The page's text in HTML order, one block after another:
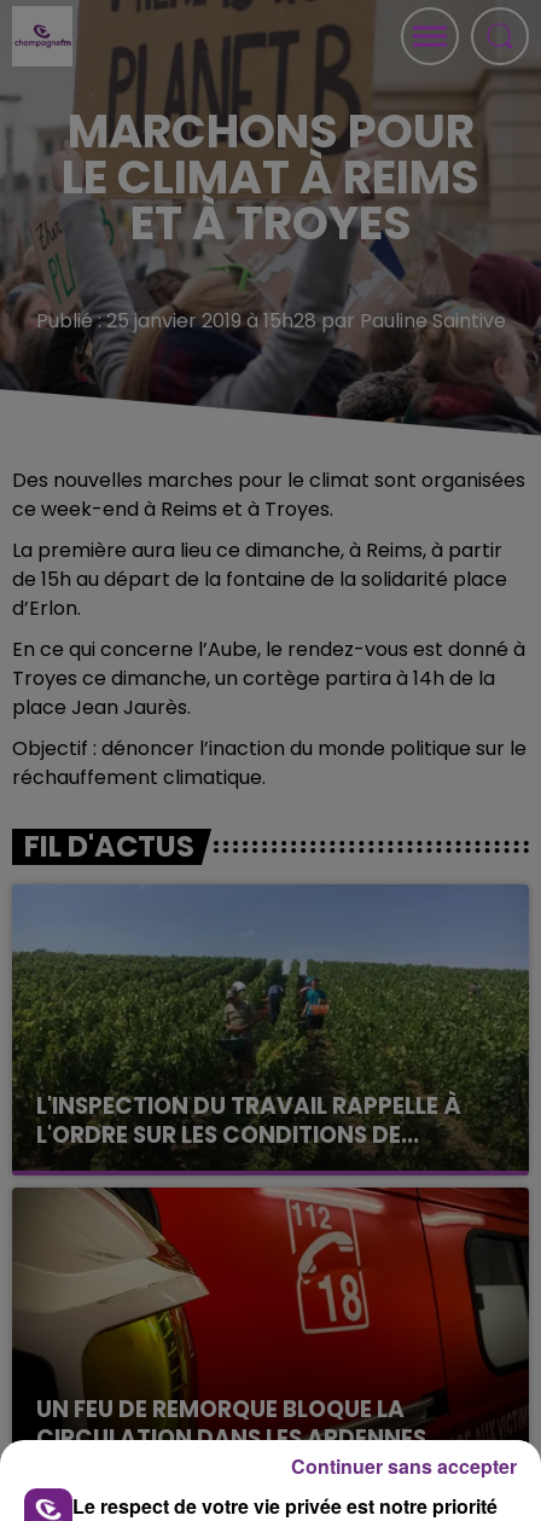
MARCHONS POUR
LE CLIMAT À REIMS
ET À TROYES
Publié : 25 janvier 2019 à 15h28 par Pauline Saintive
Des nouvelles marches pour le climat sont organisées
ce week-end à Reims et à Troyes.
La première aura lieu ce dimanche, à Reims, à partir
de 15h au départ de la fontaine de la solidarité place
d’Erlon.
En ce qui concerne l’Aube, le rendez-vous est donné à
Troyes ce dimanche, un cortège partira à 14h de la
place Jean Jaurès.
Objectif : dénoncer l’inaction du monde politique sur le
réchauffement climatique.
FIL D'ACTUS
L'INSPECTION DU TRAVAIL RAPPELLE À
L'ORDRE SUR LES CONDITIONS DE...
Alors que les dates de début des vendange 2026
s'est avéré être plus précoce que prévu,
l'inspection du Travail en profite pour rappeler
les conditions de...
UN FEU DE REMORQUE BLOQUE LA
CIRCULATION DANS LES ARDENNES
Un feu de remorque s'est déclaré ce mercredi en
fin de matinée sur l'A34.
Le respect de votre vie privée est notre priorité
Continuer sans accepter